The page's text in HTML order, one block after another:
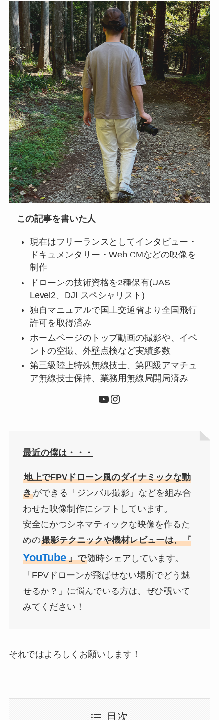
この記事を書いた人
現在はフリーランスとしてインタビュー・
ドキュメンタリー・Web CMなどの映像を
制作
ドローンの技術資格を2種保有(UAS
Level2、DJI スペシャリスト)
独自マニュアルで国土交通省より全国飛行
許可を取得済み
ホームページのトップ動画の撮影や、イベ
ントの空撮、外壁点検など実績多数
第三級陸上特殊無線技士、第四級アマチュ
ア無線技士保持、業務用無線局開局済み
YouTube Instagram
最近の僕は・・・
地上でFPVドローン風のダイナミックな動
きができる「ジンバル撮影」などを組み合
わせた映像制作にシフトしています。
安全にかつシネマティックな映像を作るた
めの撮影テクニックや機材レビューは、『
YouTube』で随時シェアしています。
「FPVドローンが飛ばせない場所でどう魅
せるか？」に悩んでいる方は、ぜひ覗いて
みてください！
それではよろしくお願いします！
目次